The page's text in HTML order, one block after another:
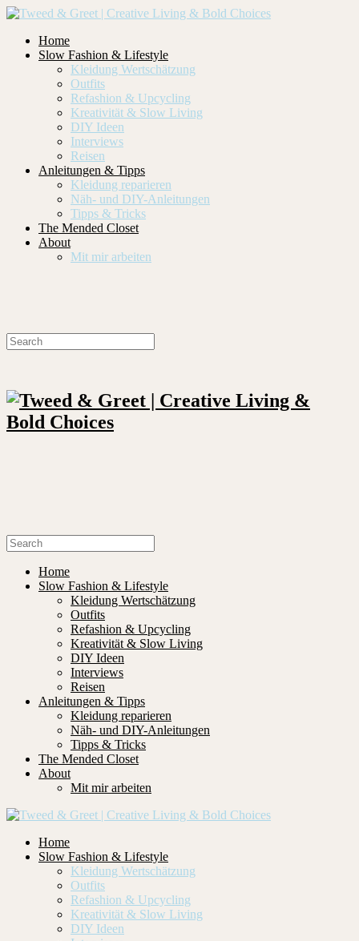
Home
Slow Fashion & Lifestyle
Kleidung Wertschätzung
Outfits
Refashion & Upcycling
Kreativität & Slow Living
DIY Ideen
Interviews
Reisen
Anleitungen & Tipps
Kleidung reparieren
Näh- und DIY-Anleitungen
Tipps & Tricks
The Mended Closet
About
Mit mir arbeiten
Home
Slow Fashion & Lifestyle
Kleidung Wertschätzung
Outfits
Refashion & Upcycling
Kreativität & Slow Living
DIY Ideen
Interviews
Reisen
Anleitungen & Tipps
Kleidung reparieren
Näh- und DIY-Anleitungen
Tipps & Tricks
The Mended Closet
About
Mit mir arbeiten
Home
Slow Fashion & Lifestyle
Kleidung Wertschätzung
Outfits
Refashion & Upcycling
Kreativität & Slow Living
DIY Ideen